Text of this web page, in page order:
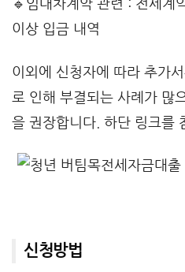
🔹임대차계약 관련 : 전세계
이상 입금 내역
이외에 신청자에 따라 추가
로 인해 부결되는 사례가 많
을 권장합니다. 하단 링크를
신청방법